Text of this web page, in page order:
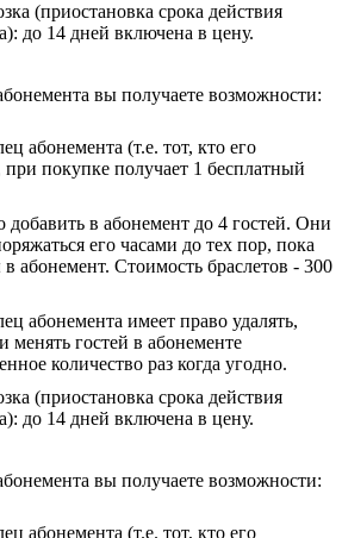
(приостановка срока действия
до 14 дней включена в цену.
вы получаете возможности:
абонемента (т.е. тот, кто его
при покупке получает 1 бесплатный
в абонемент до 4 гостей. Они
его часами до тех пор, пока
абонемент. Стоимость браслетов - 300
абонемента имеет право удалять,
менять гостей в абонементе
количество раз когда угодно.
(приостановка срока действия
до 14 дней включена в цену.
вы получаете возможности:
абонемента (т.е. тот, кто его